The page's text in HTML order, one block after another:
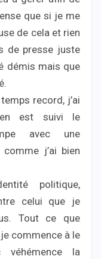
que si je me
de cela et rien
de presse juste
démis mais que
record, j’ai
est suivi le
avec une
j’ai bien
politique,
celui que je
Tout ce que
commence à le
véhémence la